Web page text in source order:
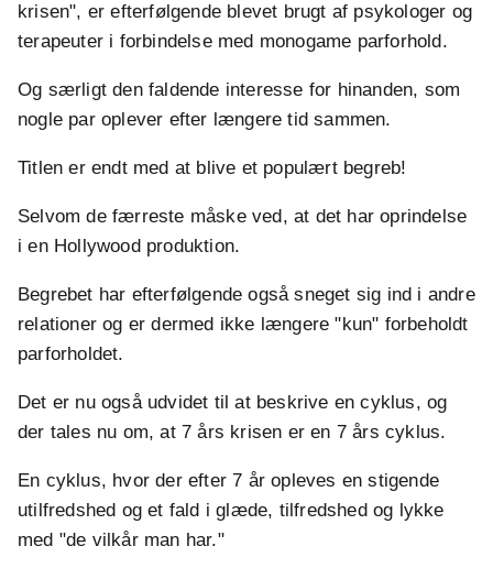
krisen", er efterfølgende blevet brugt af psykologer og
terapeuter i forbindelse med monogame parforhold.
Og særligt den faldende interesse for hinanden, som
nogle par oplever efter længere tid sammen.
Titlen er endt med at blive et populært begreb!
Selvom de færreste måske ved, at det har oprindelse
i en Hollywood produktion.
Begrebet har efterfølgende også sneget sig ind i andre
relationer og er dermed ikke længere "kun" forbeholdt
parforholdet.
Det er nu også udvidet til at beskrive en cyklus, og
der tales nu om, at 7 års krisen er en 7 års cyklus.
En cyklus, hvor der efter 7 år opleves en stigende
utilfredshed og et fald i glæde, tilfredshed og lykke
med "de vilkår man har."